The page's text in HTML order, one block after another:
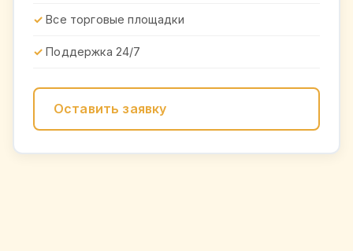
Все торговые площадки
Поддержка 24/7
Оставить заявку